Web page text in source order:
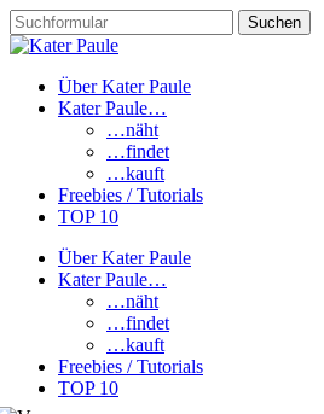
Über Kater Paule
Kater Paule…
…näht
…findet
…kauft
Freebies / Tutorials
TOP 10
Über Kater Paule
Kater Paule…
…näht
…findet
…kauft
Freebies / Tutorials
TOP 10